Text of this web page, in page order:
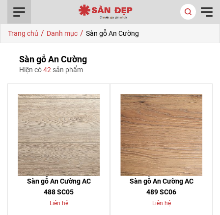
Trang chủ / Danh mục / Sàn gỗ An Cường
Sàn gỗ An Cường
Hiện có42 sản phẩm
Sàn gỗ An Cường AC
488 SC05
Liên hệ
Sàn gỗ An Cường AC
489 SC06
Liên hệ